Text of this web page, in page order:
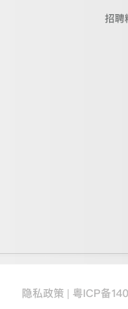
招聘
隐私政策 | 粤ICP备